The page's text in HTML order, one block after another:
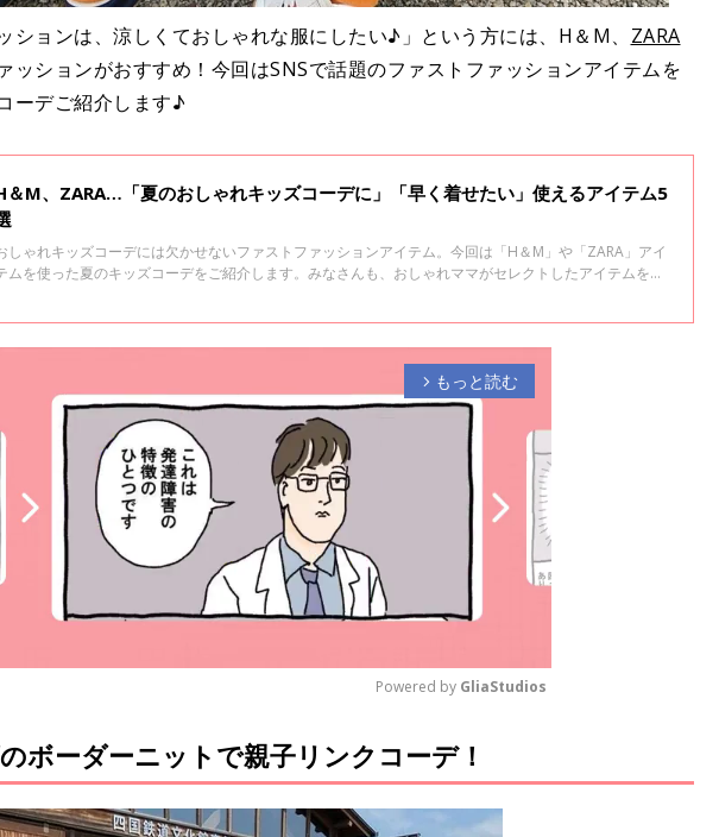
ションは、涼しくておしゃれな服にしたい♪」という方には、H＆M、 ZARA
ッションがおすすめ！今回はSNSで話題のファストファッションアイテムを
ーデご紹介します♪
＆M、ZARA…「夏のおしゃれキッズコーデに」「早く着せたい」使えるアイテム5
しゃれキッズコーデには欠かせないファストファッションアイテム。今回は「H＆M」や「ZARA」アイ
ムを使った夏のキッズコーデをご紹介します。みなさんも、おしゃれママがセレクトしたアイテムを参
arrow_forward_ios もっと読む
M
u
Powered by GliaStudios
ボーダーニットで親子リンクコーデ！